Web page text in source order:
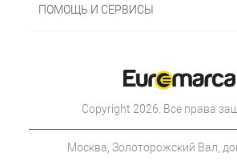
ПОМОЩЬ И СЕРВИСЫ
Copyright 2026. Все права
Москва, Золоторожский Вал,